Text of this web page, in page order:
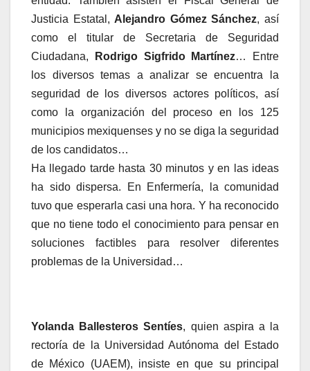
Justicia Estatal,Alejandro Gómez Sánchez, así
como el titular de Secretaria de Seguridad
Ciudadana,
Rodrigo Sigfrido Martínez… Entre
los diversos temas a analizar se encuentra la
seguridad de los diversos actores políticos, así
como la organización del proceso en los 125
municipios mexiquenses y no se diga la seguridad
de los candidatos…
Ha llegado tarde hasta 30 minutos y en las ideas
ha sido dispersa. En Enfermería, la comunidad
tuvo que esperarla casi una hora. Y ha reconocido
que no tiene todo el conocimiento para pensar en
soluciones factibles para resolver diferentes
problemas de la Universidad…
Yolanda Ballesteros Sentíes, quien aspira a la
rectoría de la Universidad Autónoma del Estado
de México (UAEM), insiste en que su principal